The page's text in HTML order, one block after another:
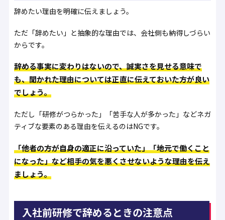
辞めたい理由を明確に伝えましょう。
ただ「辞めたい」と抽象的な理由では、会社側も納得しづらい
からです。
辞める事実に変わりはないので、誠実さを見せる意味で
も、聞かれた理由については正直に伝えておいた方が良い
でしょう。
ただし「研修がつらかった」「苦手な人が多かった」などネガ
ティブな要素のある理由を伝えるのはNGです。
「他者の方が自身の適正に沿っていた」「地元で働くこと
になった」など相手の気を悪くさせないような理由を伝え
ましょう。
入社前研修で辞めるときの注意点